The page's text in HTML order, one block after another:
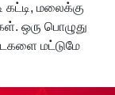
கட்டி, மலைக்கு
ஒரு பொழுது
மட்டுமே